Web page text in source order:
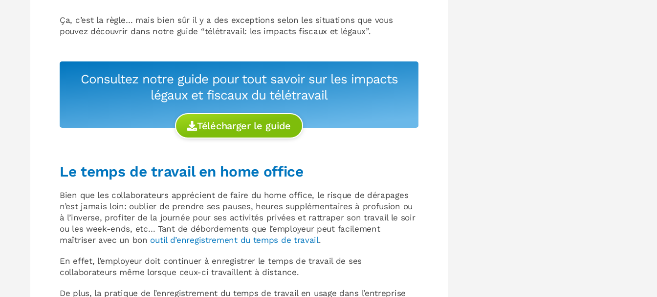
Ça, c’est la règle… mais bien sûr il y a des exceptions selon les situations que vous
pouvez découvrir dans notre guide “télétravail: les impacts fiscaux et légaux”.
Consultez notre guide pour tout savoir sur les impacts
légaux et fiscaux du télétravail
Télécharger le guide
Le temps de travail en home office
Bien que les collaborateurs apprécient de faire du home office, le risque de dérapages
n’est jamais loin: oublier de prendre ses pauses, heures supplémentaires à profusion ou
à l’inverse, profiter de la journée pour ses activités privées et rattraper son travail le soir
ou les week-ends, etc… Tant de débordements que l’employeur peut facilement
maîtriser avec un bon outil d’enregistrement du temps de travail.
En effet, l’employeur doit continuer à enregistrer le temps de travail de ses
collaborateurs même lorsque ceux-ci travaillent à distance.
De plus, la pratique de l’enregistrement du temps de travail en usage dans l’entreprise